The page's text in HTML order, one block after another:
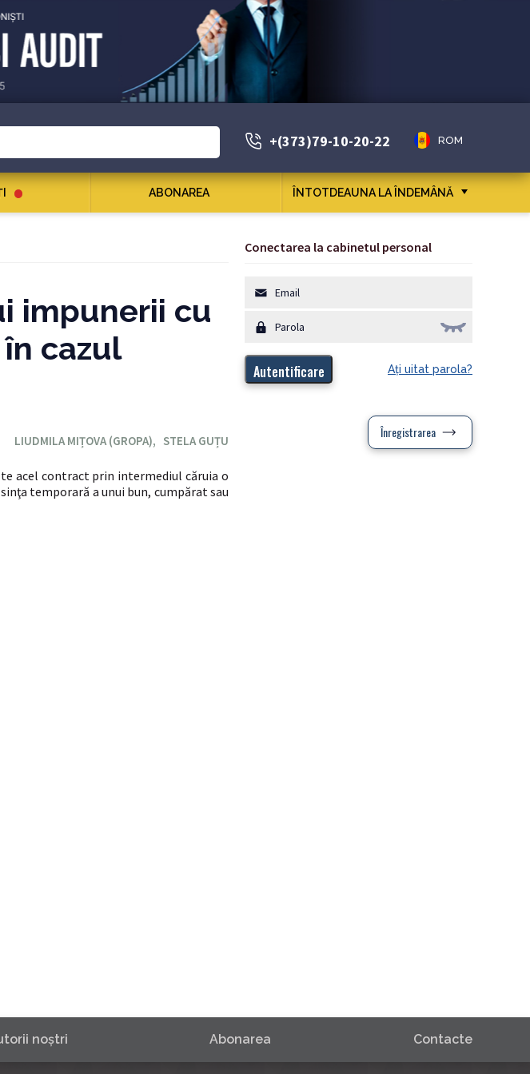
+(373)79-10-20-22 ROM
ABONAREA ÎNTOTDEAUNA LA ÎNDEMÂNĂ
impunerii cu
cazul
LIUDMILA MIȚOVA (GROPA), STELA GUȚU
acel contract prin intermediul căruia o
temporară a unui bun, cumpărat sau
Conectarea la cabinetul personal
Aţi uitat parola?
Înregistrarea
noştri Abonarea Contacte